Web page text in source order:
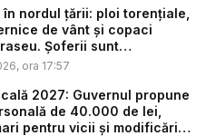
în nordul țării: ploi torențiale,
de vânt și copaci
Șoferii sunt
ora 17:57
2027: Guvernul propune
de 40.000 de lei,
pentru vicii și modificări